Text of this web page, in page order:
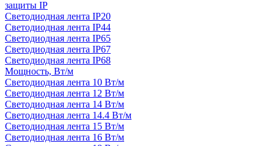
защиты IP
Светодиодная лента IP20
Светодиодная лента IP44
Светодиодная лента IP65
Светодиодная лента IP67
Светодиодная лента IP68
Мощность, Вт/м
Светодиодная лента 10 Вт/м
Светодиодная лента 12 Вт/м
Светодиодная лента 14 Вт/м
Светодиодная лента 14.4 Вт/м
Светодиодная лента 15 Вт/м
Светодиодная лента 16 Вт/м